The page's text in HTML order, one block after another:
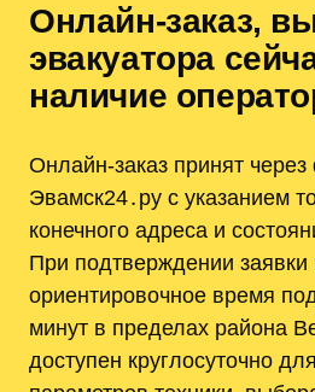
Онлайн‑заказ,
эвакуатора
наличие
Онлайн‑заказ принят
Эвамск24․ру с указанием
конечного адреса и
При подтверждении заявки
ориентировочное время
минут в пределах района
доступен круглосуточно